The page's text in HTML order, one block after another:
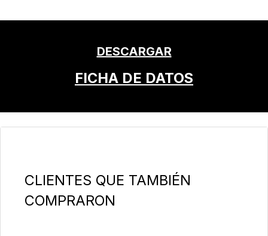
DESCARGAR
FICHA DE DATOS
Omitir la galería de productos
CLIENTES QUE TAMBIÉN
COMPRARON